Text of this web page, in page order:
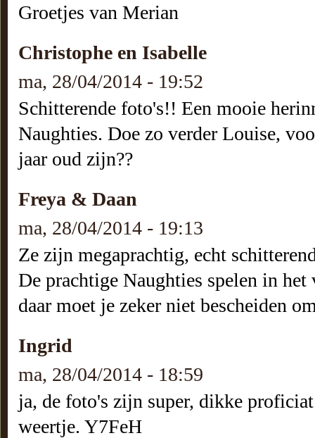
Groetjes van Merian
Christophe en Isabelle
ma, 28/04/2014 - 19:52
Schitterende foto's!! Een mooie
Naughties. Doe zo verder Louise,
jaar oud zijn??
Freya & Daan
ma, 28/04/2014 - 19:13
Ze zijn megaprachtig, echt
De prachtige Naughties spelen in
daar moet je zeker niet bescheiden
Ingrid
ma, 28/04/2014 - 18:59
ja, de foto's zijn super, dikke
weertje. Y7FeH